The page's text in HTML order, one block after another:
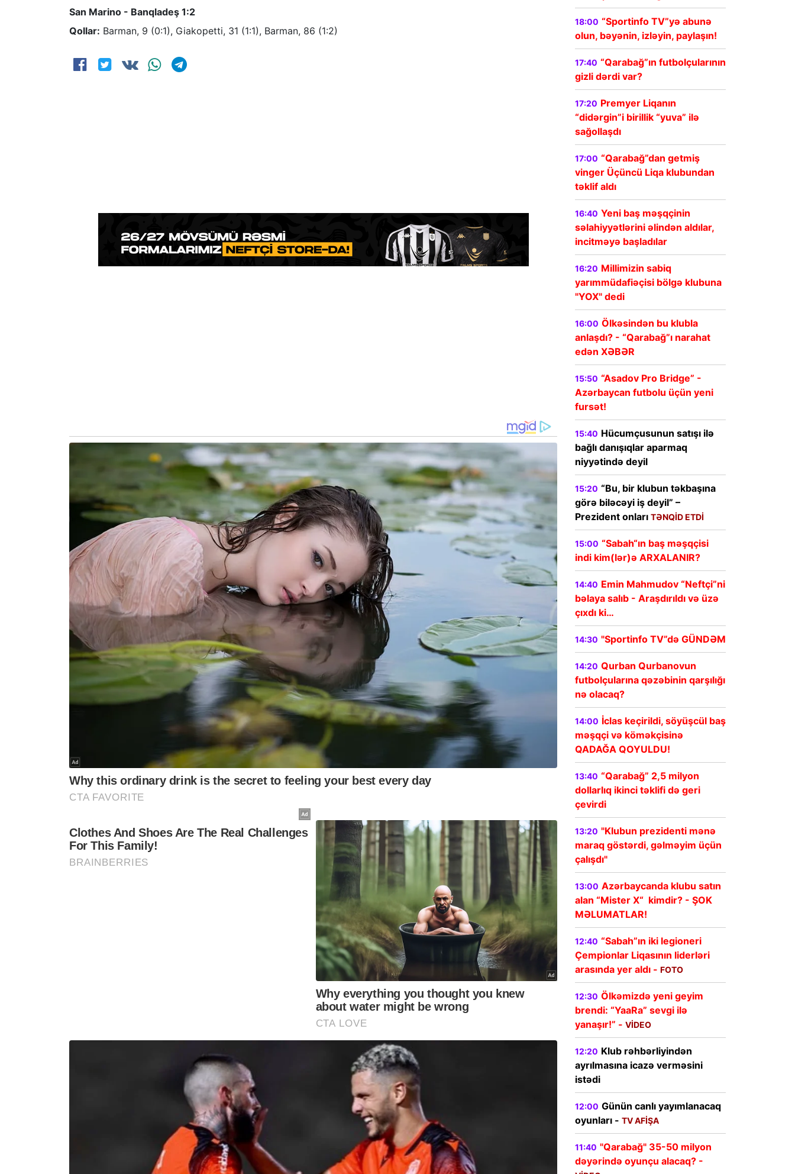
San Marino - Banqladeş 1:2
Qollar: Barman, 9 (0:1), Giakopetti, 31 (1:1), Barman, 86 (1:2)
18:00 “Sportinfo TV”yə abunə
olun, bəyənin, izləyin, paylaşın!
17:40 “Qarabağ”ın futbolçularının
gizli dərdi var?
17:20 Premyer Liqanın
“didərgin”i birillik “yuva” ilə
sağollaşdı
17:00 “Qarabağ”dan getmiş
vinger Üçüncü Liqa klubundan
təklif aldı
16:40 Yeni baş məşqçinin
səlahiyyətlərini əlindən aldılar,
incitməyə başladılar
16:20 Millimizin sabiq
yarımmüdafiəçisi bölgə klubuna
"YOX" dedi
16:00 Ölkəsindən bu klubla
anlaşdı? - “Qarabağ”ı narahat
edən XƏBƏR
15:50 “Asadov Pro Bridge” -
Azərbaycan futbolu üçün yeni
fursət!
15:40 Hücumçusunun satışı ilə
bağlı danışıqlar aparmaq
niyyətində deyil
15:20 “Bu, bir klubun təkbaşına
görə biləcəyi iş deyil” –
Prezident onları TƏNQİD ETDİ
15:00 “Sabah“ın baş məşqçisi
indi kim(lər)ə ARXALANIR?
14:40 Emin Mahmudov “Neftçi”ni
bəlaya salıb - Araşdırıldı və üzə
çıxdı ki…
14:30 "Sportinfo TV”də GÜNDƏM
14:20 Qurban Qurbanovun
futbolçularına qəzəbinin qarşılığı
nə olacaq?
14:00 İclas keçirildi, söyüşcül baş
məşqçi və köməkçisinə
QADAĞA QOYULDU!
13:40 “Qarabağ” 2,5 milyon
dollarlıq ikinci təklifi də geri
çevirdi
13:20 "Klubun prezidenti mənə
maraq göstərdi, gəlməyim üçün
çalışdı"
13:00 Azərbaycanda klubu satın
alan “Mister X“ kimdir? - ŞOK
MƏLUMATLAR!
12:40 “Sabah”ın iki legioneri
Çempionlar Liqasının liderləri
arasında yer aldı - FOTO
12:30 Ölkəmizdə yeni geyim
brendi: “YaaRa” sevgi ilə
yanaşır!” - VİDEO
12:20 Klub rəhbərliyindən
ayrılmasına icazə verməsini
istədi
12:00 Günün canlı yayımlanacaq
oyunları - TV AFİŞA
11:40 "Qarabağ" 35-50 milyon
dəyərində oyunçu alacaq? -